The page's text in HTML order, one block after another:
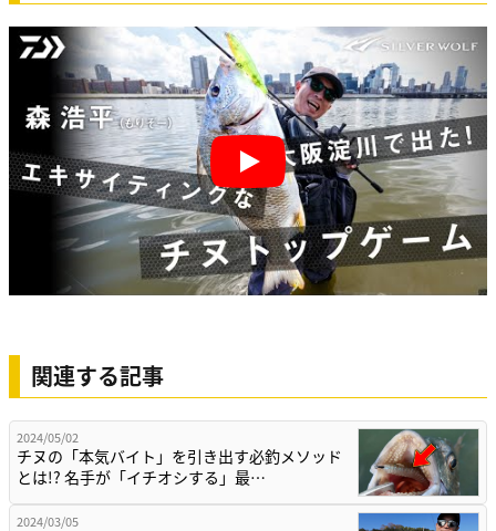
Play
関連する記事
2024/05/02
チヌの「本気バイト」を引き出す必釣メソッド
とは!? 名手が「イチオシする」最…
2024/03/05